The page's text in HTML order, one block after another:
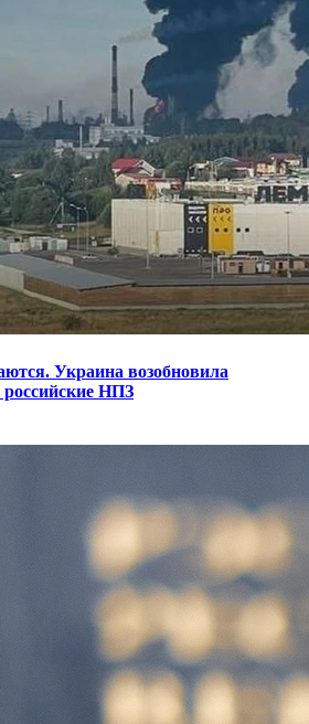
Украина возобновила
НПЗ